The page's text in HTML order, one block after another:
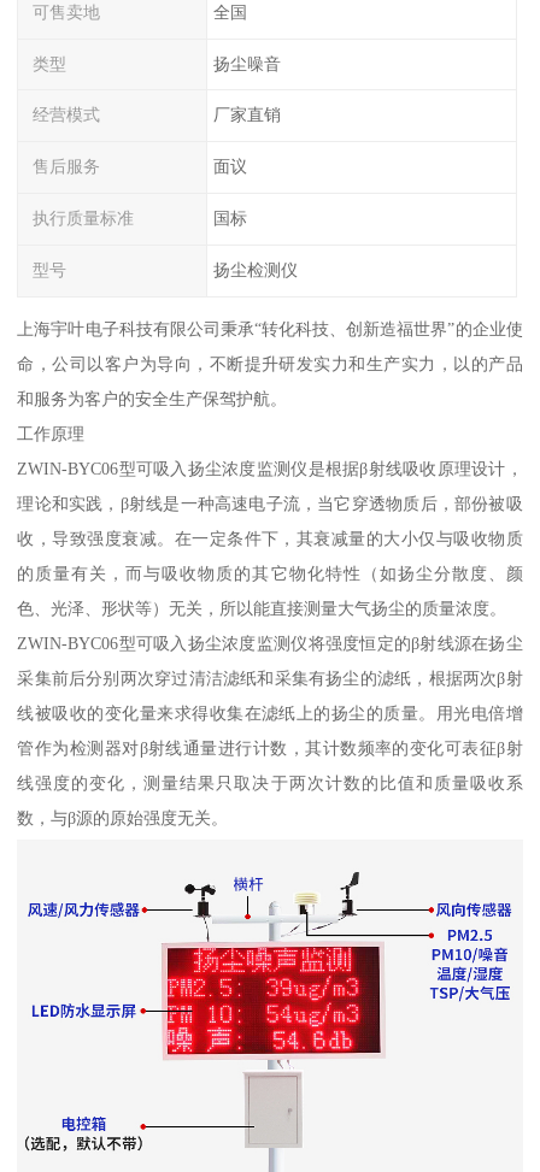
可售卖地 全国
类型 扬尘噪音
经营模式 厂家直销
售后服务 面议
执行质量标准 国标
型号 扬尘检测仪
上海宇叶电子科技有限公司秉承“转化科技、创新造福世界”的企业使
命，公司以客户为导向，不断提升研发实力和生产实力，以的产品
和服务为客户的安全生产保驾护航。
工作原理
ZWIN-BYC06型可吸入扬尘浓度监测仪是根据β射线吸收原理设计，
理论和实践，β射线是一种高速电子流，当它穿透物质后，部份被吸
收，导致强度衰减。在一定条件下，其衰减量的大小仅与吸收物质
的质量有关，而与吸收物质的其它物化特性（如扬尘分散度、颜
色、光泽、形状等）无关，所以能直接测量大气扬尘的质量浓度。
ZWIN-BYC06型可吸入扬尘浓度监测仪将强度恒定的β射线源在扬尘
采集前后分别两次穿过清洁滤纸和采集有扬尘的滤纸，根据两次β射
线被吸收的变化量来求得收集在滤纸上的扬尘的质量。用光电倍增
管作为检测器对β射线通量进行计数，其计数频率的变化可表征β射
线强度的变化，测量结果只取决于两次计数的比值和质量吸收系
数，与β源的原始强度无关。